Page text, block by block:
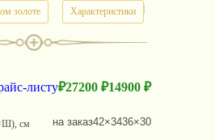
золоте Характеристики
арт.14501
14900 ₽
27200 ₽
₽
листу
см 36×30
42×34
на заказ